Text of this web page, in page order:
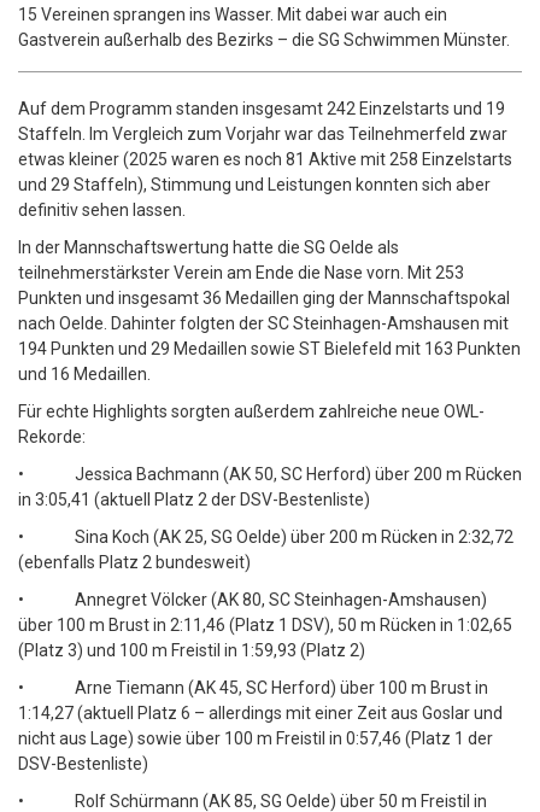
15 Vereinen sprangen ins Wasser. Mit dabei war auch ein
Gastverein außerhalb des Bezirks – die SG Schwimmen Münster.
Auf dem Programm standen insgesamt 242 Einzelstarts und 19
Staffeln. Im Vergleich zum Vorjahr war das Teilnehmerfeld zwar
etwas kleiner (2025 waren es noch 81 Aktive mit 258 Einzelstarts
und 29 Staffeln), Stimmung und Leistungen konnten sich aber
definitiv sehen lassen.
In der Mannschaftswertung hatte die SG Oelde als
teilnehmerstärkster Verein am Ende die Nase vorn. Mit 253
Punkten und insgesamt 36 Medaillen ging der Mannschaftspokal
nach Oelde. Dahinter folgten der SC Steinhagen-Amshausen mit
194 Punkten und 29 Medaillen sowie ST Bielefeld mit 163 Punkten
und 16 Medaillen.
Für echte Highlights sorgten außerdem zahlreiche neue OWL-
Rekorde:
• Jessica Bachmann (AK 50, SC Herford) über 200 m Rücken
in 3:05,41 (aktuell Platz 2 der DSV-Bestenliste)
• Sina Koch (AK 25, SG Oelde) über 200 m Rücken in 2:32,72
(ebenfalls Platz 2 bundesweit)
• Annegret Völcker (AK 80, SC Steinhagen-Amshausen)
über 100 m Brust in 2:11,46 (Platz 1 DSV), 50 m Rücken in 1:02,65
(Platz 3) und 100 m Freistil in 1:59,93 (Platz 2)
• Arne Tiemann (AK 45, SC Herford) über 100 m Brust in
1:14,27 (aktuell Platz 6 – allerdings mit einer Zeit aus Goslar und
nicht aus Lage) sowie über 100 m Freistil in 0:57,46 (Platz 1 der
DSV-Bestenliste)
• Rolf Schürmann (AK 85, SG Oelde) über 50 m Freistil in